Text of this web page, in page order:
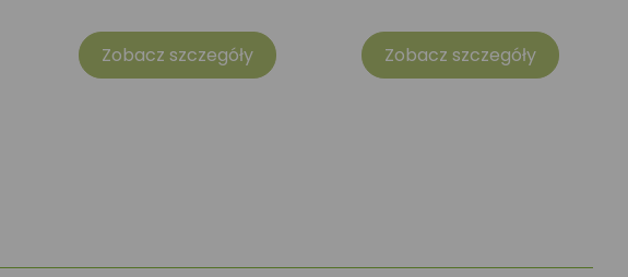
Zobacz szczegóły Zobacz szczegóły